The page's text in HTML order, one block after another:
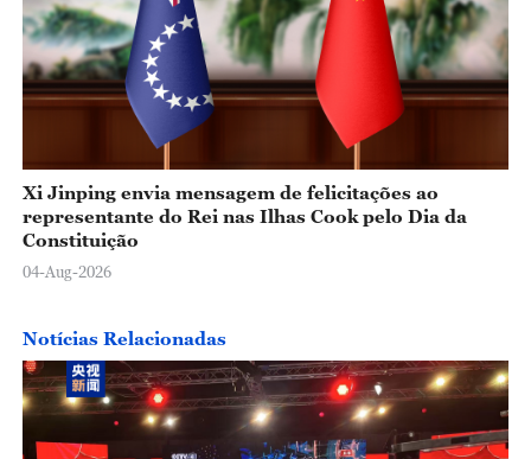
Xi Jinping envia mensagem de felicitações ao
representante do Rei nas Ilhas Cook pelo Dia da
Constituição
04-Aug-2026
Notícias Relacionadas